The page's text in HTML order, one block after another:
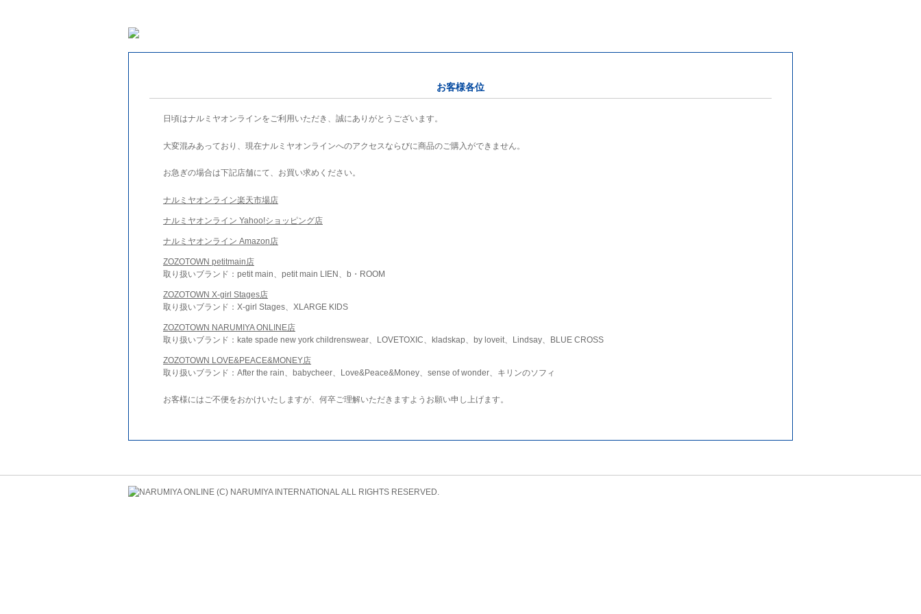
お客様各位
日頃はナルミヤオンラインをご利用いただき、誠にありがとうございます。
大変混みあっており、現在ナルミヤオンラインへのアクセスならびに商品のご購入ができません。
お急ぎの場合は下記店舗にて、お買い求めください。
ナルミヤオンライン楽天市場店
ナルミヤオンライン Yahoo!ショッピング店
ナルミヤオンライン Amazon店
ZOZOTOWN petitmain店
取り扱いブランド：petit main、petit main LIEN、b・ROOM
ZOZOTOWN X-girl Stages店
取り扱いブランド：X-girl Stages、XLARGE KIDS
ZOZOTOWN NARUMIYA ONLINE店
取り扱いブランド：kate spade new york childrenswear、LOVETOXIC、kladskap、by loveit、Lindsay、BLUE CROSS
ZOZOTOWN LOVE&PEACE&MONEY店
取り扱いブランド：After the rain、babycheer、Love&Peace&Money、sense of wonder、キリンのソフィ
お客様にはご不便をおかけいたしますが、何卒ご理解いただきますようお願い申し上げます。